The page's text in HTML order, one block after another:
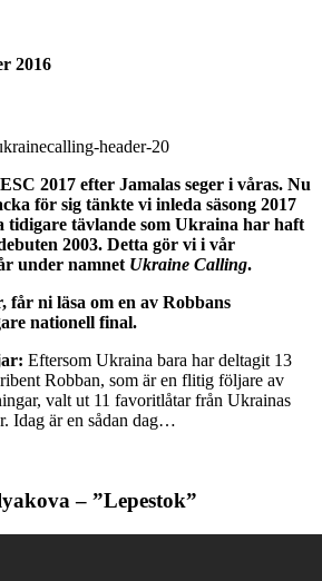
2016
2017 efter Jamalas seger i våras. Nu
för sig tänkte vi inleda säsong 2017
tidigare tävlande som Ukraina har haft
2003. Detta gör vi i vår
under namnet Ukraine Calling.
får ni läsa om en av Robbans
nationell final.
Eftersom Ukraina bara har deltagit 13
Robban, som är en flitig följare av
valt ut 11 favoritlåtar från Ukrainas
Idag är en sådan dag…
– ”Lepestok”